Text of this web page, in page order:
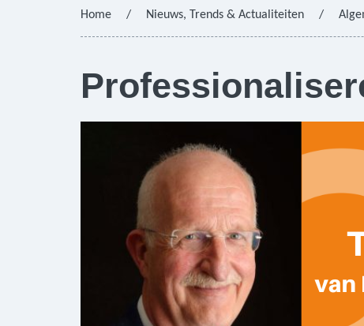
Home / Nieuws, Trends & Actualiteiten /